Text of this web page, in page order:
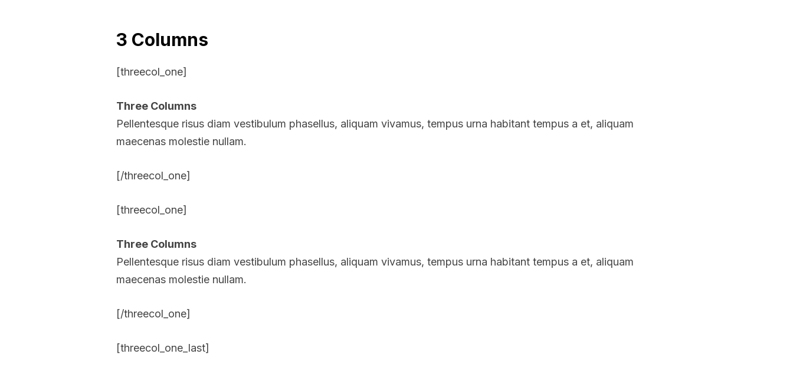
3 Columns
[threecol_one]
Three Columns
Pellentesque risus diam vestibulum phasellus, aliquam vivamus, tempus urna habitant tempus a et, aliquam
maecenas molestie nullam.
[/threecol_one]
[threecol_one]
Three Columns
Pellentesque risus diam vestibulum phasellus, aliquam vivamus, tempus urna habitant tempus a et, aliquam
maecenas molestie nullam.
[/threecol_one]
[threecol_one_last]